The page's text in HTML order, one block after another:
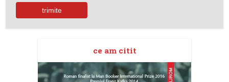
ce am citit